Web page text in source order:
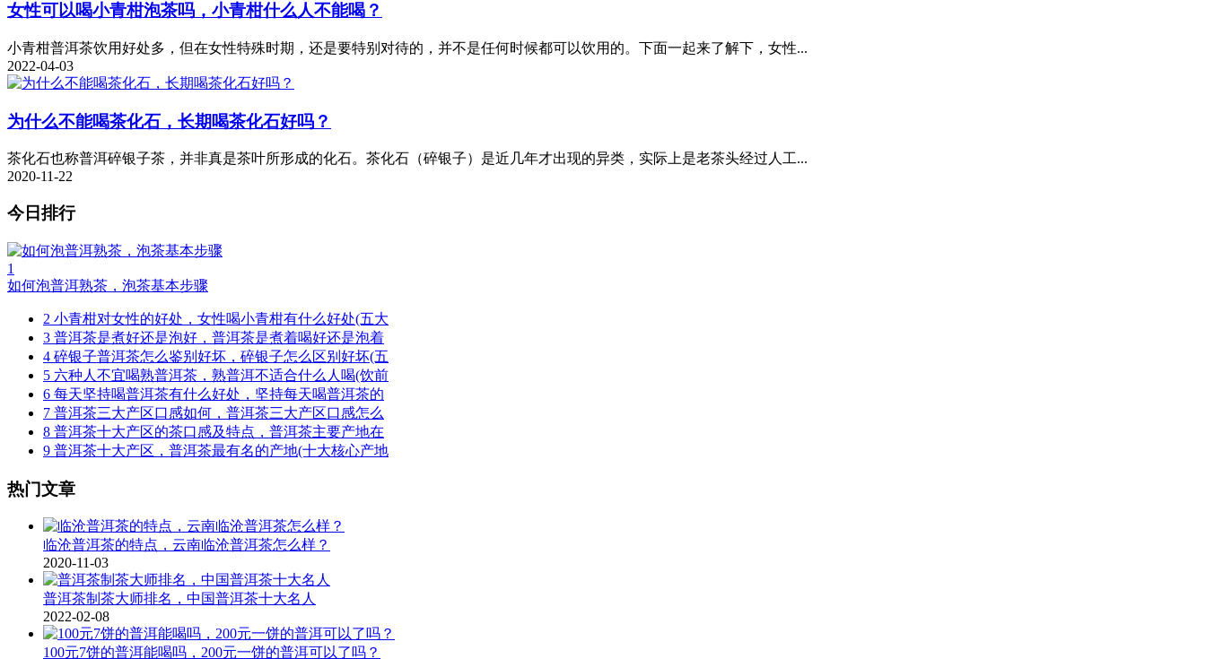
女性可以喝小青柑泡茶吗，小青柑什么人不能喝？
小青柑普洱茶饮用好处多，但在女性特殊时期，还是要特别对待的，并不是任何时候都可以饮用的。下面一起来了解下，女性...
2022-04-03
为什么不能喝茶化石，长期喝茶化石好吗？
茶化石也称普洱碎银子茶，并非真是茶叶所形成的化石。茶化石（碎银子）是近几年才出现的异类，实际上是老茶头经过人工...
2020-11-22
今日排行
1
如何泡普洱熟茶，泡茶基本步骤
2 小青柑对女性的好处，女性喝小青柑有什么好处(五大
3 普洱茶是煮好还是泡好，普洱茶是煮着喝好还是泡着
4 碎银子普洱茶怎么鉴别好坏，碎银子怎么区别好坏(五
5 六种人不宜喝熟普洱茶，熟普洱不适合什么人喝(饮前
6 每天坚持喝普洱茶有什么好处，坚持每天喝普洱茶的
7 普洱茶三大产区口感如何，普洱茶三大产区口感怎么
8 普洱茶十大产区的茶口感及特点，普洱茶主要产地在
9 普洱茶十大产区，普洱茶最有名的产地(十大核心产地
热门文章
临沧普洱茶的特点，云南临沧普洱茶怎么样？
2020-11-03
普洱茶制茶大师排名，中国普洱茶十大名人
2022-02-08
100元7饼的普洱能喝吗，200元一饼的普洱可以了吗？